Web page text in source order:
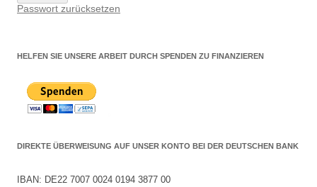
Passwort zurücksetzen
HELFEN SIE UNSERE ARBEIT DURCH SPENDEN ZU FINANZIEREN
DIREKTE ÜBERWEISUNG AUF UNSER KONTO BEI DER DEUTSCHEN BANK
IBAN: DE22 7007 0024 0194 3877 00